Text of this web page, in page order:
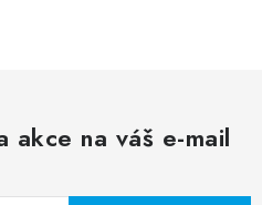
akce na váš e-mail